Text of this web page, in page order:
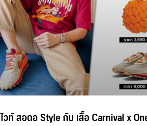
ไวท์ สอดอ Style กับ เสื้อ Carnival x